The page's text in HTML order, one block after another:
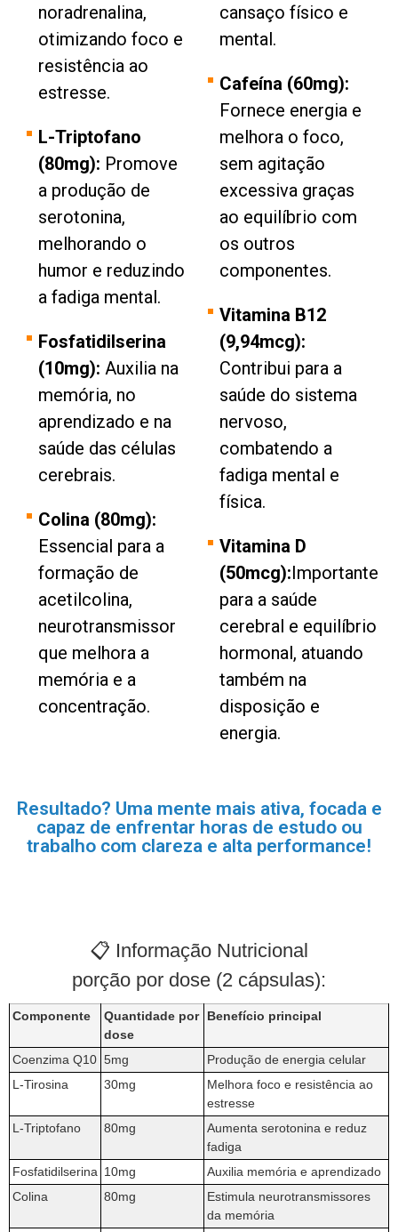
noradrenalina,
otimizando foco e
resistência ao
estresse.
L-Triptofano
(80mg): Promove
a produção de
serotonina,
melhorando o
humor e reduzindo
a fadiga mental.
Fosfatidilserina
(10mg): Auxilia na
memória, no
aprendizado e na
saúde das células
cerebrais.
Colina (80mg):
Essencial para a
formação de
acetilcolina,
neurotransmissor
que melhora a
memória e a
concentração.
cansaço físico e
mental.
Cafeína (60mg):
Fornece energia e
melhora o foco,
sem agitação
excessiva graças
ao equilíbrio com
os outros
componentes.
Vitamina B12
(9,94mcg):
Contribui para a
saúde do sistema
nervoso,
combatendo a
fadiga mental e
física.
Vitamina D
(50mcg):Importante
para a saúde
cerebral e equilíbrio
hormonal, atuando
também na
disposição e
energia.
Resultado? Uma mente mais ativa, focada e
capaz de enfrentar horas de estudo ou
trabalho com clareza e alta performance!
📋 Informação Nutricional
porção por dose (2 cápsulas):
Componente
Quantidade por
dose
Benefício principal
Coenzima Q10 5mg
Produção de energia celular
L-Tirosina
30mg
Melhora foco e resistência ao
estresse
L-Triptofano
80mg
Aumenta serotonina e reduz
fadiga
Fosfatidilserina 10mg
Auxilia memória e aprendizado
Colina
80mg
Estimula neurotransmissores
da memória